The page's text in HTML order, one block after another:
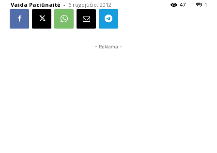
Vaida Paciūnaitė - 6 rugpjūčio, 2012 1
47
- Reklama -